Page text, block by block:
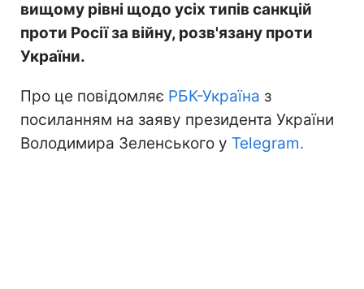
вищому рівні щодо усіх типів санкцій
проти Росії за війну, розв'язану проти
України.
Про це повідомляє РБК-Україна з
посиланням на заяву президента України
Володимира Зеленського у Telegram.